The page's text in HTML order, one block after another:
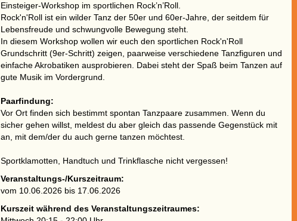
Einsteiger-Workshop im sportlichen Rock’n’Roll.
Rock'n'Roll ist ein wilder Tanz der 50er und 60er-Jahre, der seitdem für
Lebensfreude und schwungvolle Bewegung steht.
In diesem Workshop wollen wir euch den sportlichen Rock'n'Roll
Grundschritt (9er-Schritt) zeigen, paarweise verschiedene Tanzfiguren und
einfache Akrobatiken ausprobieren. Dabei steht der Spaß beim Tanzen auf
gute Musik im Vordergrund.
Paarfindung:
Vor Ort finden sich bestimmt spontan Tanzpaare zusammen. Wenn du
sicher gehen willst, meldest du aber gleich das passende Gegenstück mit
an, mit dem/der du auch gerne tanzen möchtest.
Sportklamotten, Handtuch und Trinkflasche nicht vergessen!
Veranstaltungs-/Kurszeitraum:
vom 10.06.2026 bis 17.06.2026
Kurszeit während des Veranstaltungszeitraumes: